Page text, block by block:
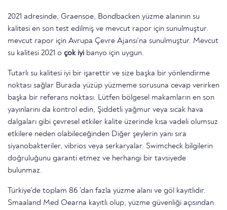
2021 adresinde, Graensoe, Bondbacken yüzme alanının su
kalitesi en son test edilmiş ve mevcut rapor için sunulmuştur.
mevcut rapor için Avrupa Çevre Ajansı'na sunulmuştur. Mevcut
su kalitesi 2021 o çok iyi banyo için uygun.
Tutarlı su kalitesi iyi bir işarettir ve size başka bir yönlendirme
noktası sağlar Burada yüzüp yüzmeme sorusuna cevap verirken
başka bir referans noktası. Lütfen bölgesel makamların en son
yayınlarını da kontrol edin, Şiddetli yağmur veya sıcak hava
dalgaları gibi çevresel etkiler kalite üzerinde kısa vadeli olumsuz
etkilere neden olabileceğinden Diğer şeylerin yanı sıra
siyanobakteriler, vibrios veya serkaryalar. Swimcheck bilgilerin
doğruluğunu garanti etmez ve herhangi bir tavsiyede
bulunmaz.
Türkiye'de toplam 86 'dan fazla yüzme alanı ve göl kayıtlıdır.
Smaaland Med Oearna kayıtlı olup, yüzme güvenliği açısından